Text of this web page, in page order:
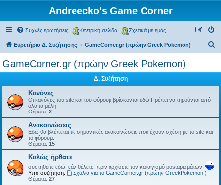
Andreecko's Game Corner
Συχνές ερωτήσεις Κεντρική σελίδα Σχετικά με εμάς
Ευρετήριο Δ. Συζήτησης GameCorner.gr (πρώην Greek Pokemon)
GameCorner.gr (πρώην Greek Pokemon)
Δ. Συζήτηση
Κανόνες
Οι κανόνες του site και του φόρουμ βρίσκονται εδώ.Πρέπει να τηρούνται από
όλα τα μέλη.
Θέματα: 2
Ανακοινώσεις
Εδώ θα βλέπεται τις σημαντικές ανακοινώσεις που έχουν σχέση με το site και
το φόρουμ.
Θέματα: 15
Kαλώς ήρθατε
συστηθείτε εδώ, εάν θέλετε, πριν αρχίσετε τον καταιγισμό postαρισμάτων!
Υπο-συζήτηση:
Σχόλια για το GameCorner.gr (πρώην GreekPokemon )
Θέματα: 27